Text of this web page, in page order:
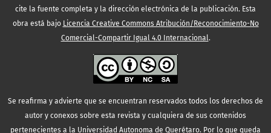
cite la fuente completa y la dirección electrónica de la publicación. Esta
obra está bajo Licencia Creative Commons Atribución/Reconocimiento-No
Comercial-Compartir Igual 4.0 Internacional.
Se reafirma y advierte que se encuentran reservados todos los derechos de
autor y conexos sobre esta revista y cualquiera de sus contenidos
pertenecientes a la Universidad Autonoma de Querétaro. Por lo que queda